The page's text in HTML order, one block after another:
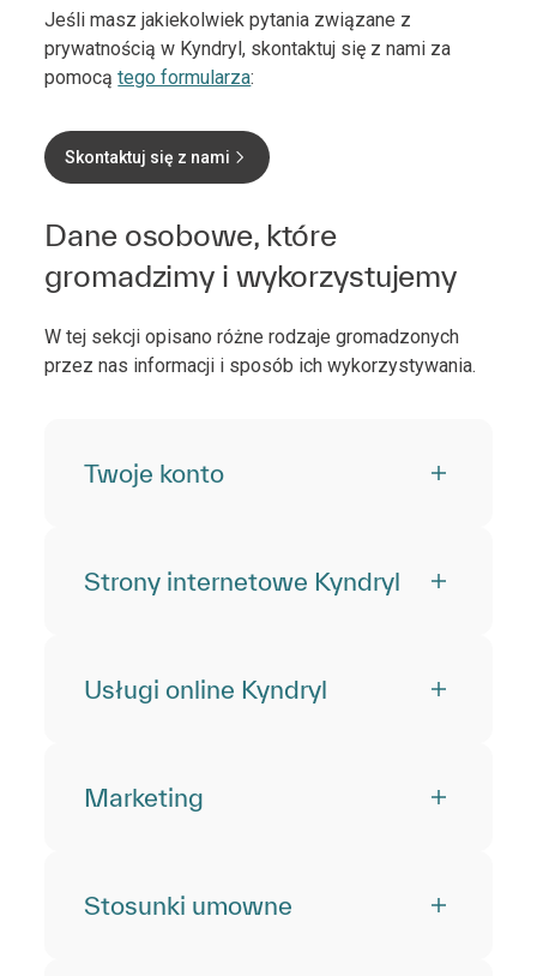
Jeśli masz jakiekolwiek pytania związane z
prywatnością w Kyndryl, skontaktuj się z nami za
pomocątego formularza:
Skontaktuj się z nami
Dane osobowe, które
gromadzimy i wykorzystujemy
W tej sekcji opisano różne rodzaje gromadzonych
przez nas informacji i sposób ich wykorzystywania.
Twoje konto
Strony internetowe Kyndryl
Usługi online Kyndryl
Marketing
Stosunki umowne